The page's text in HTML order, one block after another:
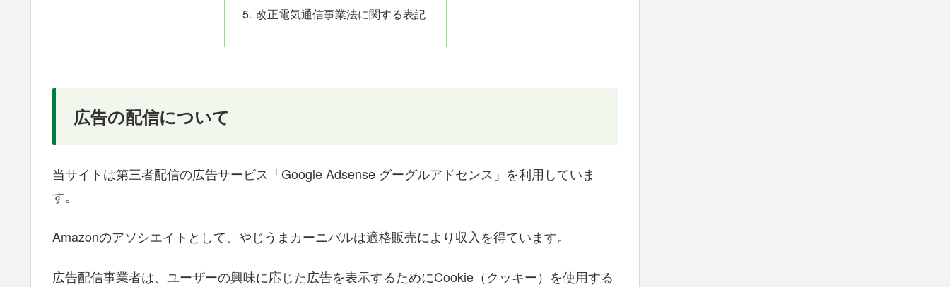
改正電気通信事業法に関する表記
広告の配信について
当サイトは第三者配信の広告サービス「Google Adsense グーグルアドセンス」を利用していま
す。
Amazonのアソシエイトとして、やじうまカーニバルは適格販売により収入を得ています。
広告配信事業者は、ユーザーの興味に応じた広告を表示するためにCookie（クッキー）を使用する